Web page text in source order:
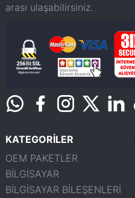
arası ulaşabilirsiniz.
KATEGORİLER
OEM PAKETLER
BİLGİSAYAR
BİLGİSAYAR BİLEŞENLERİ